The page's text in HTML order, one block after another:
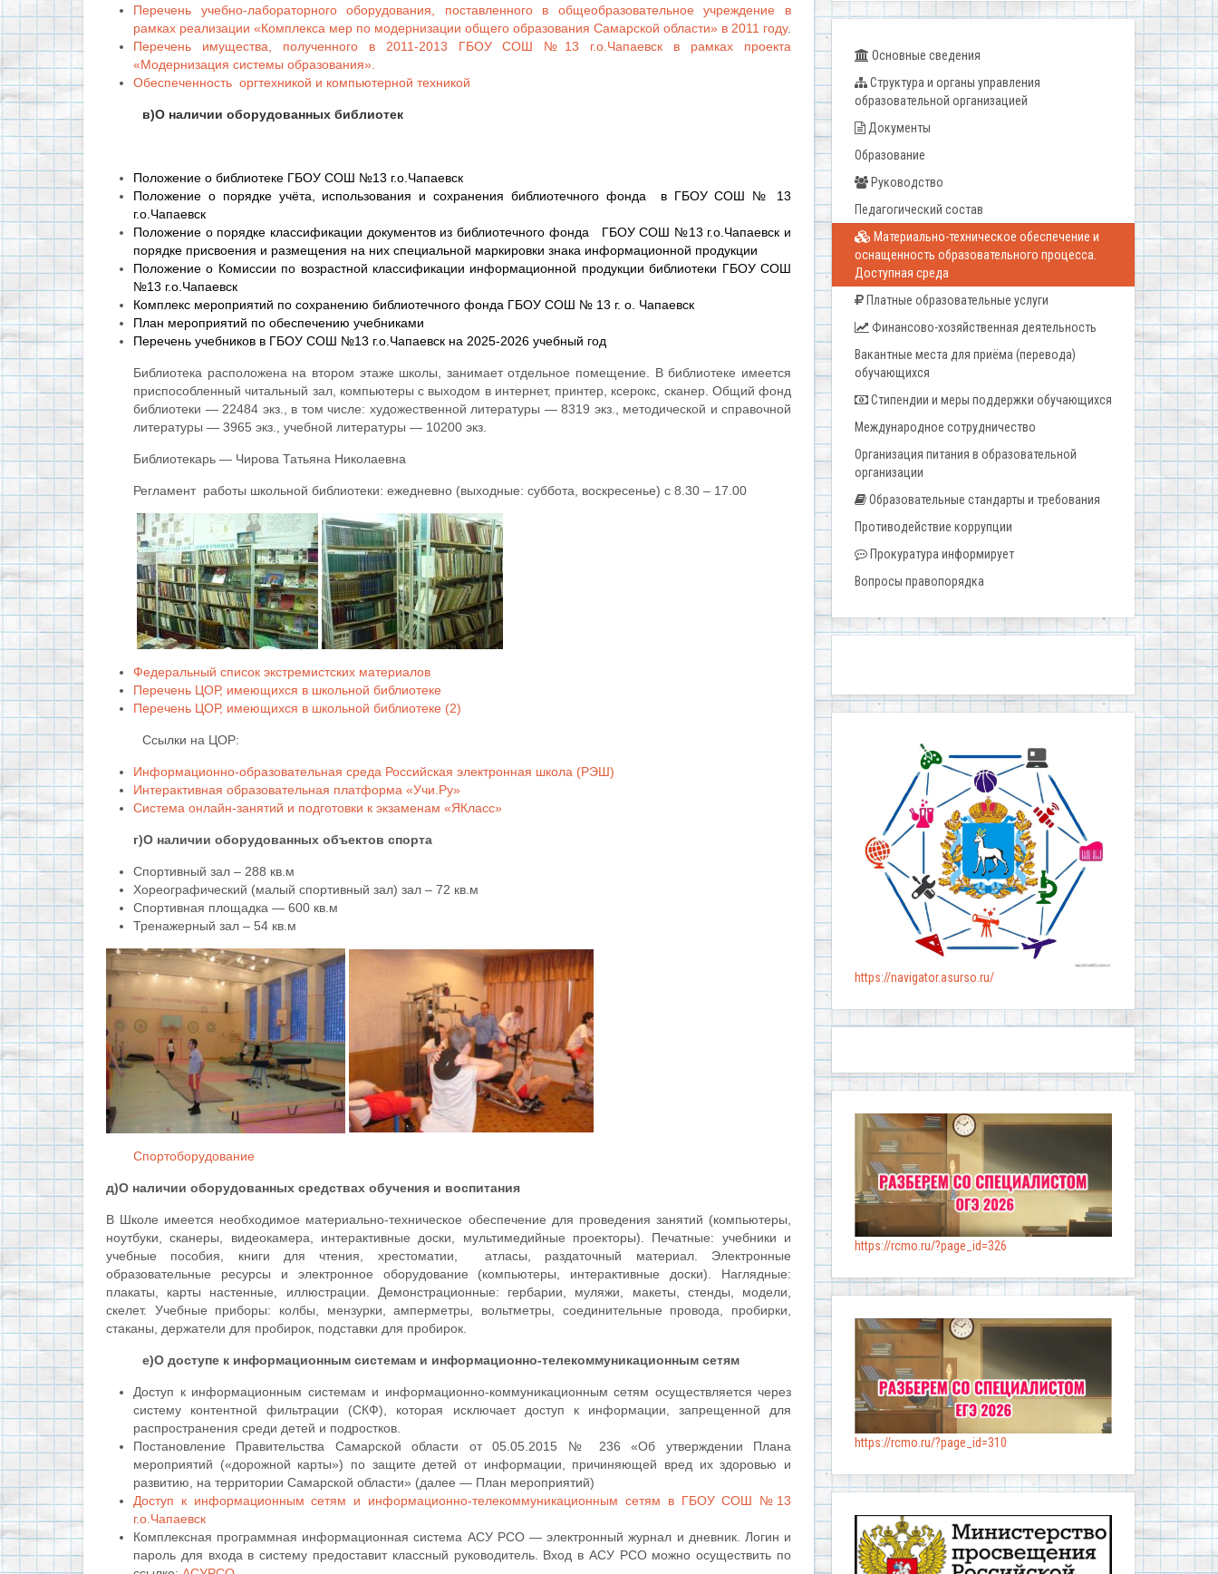
Перечень учебно-лабораторного оборудования, поставленного в общеобразовательное учреждение в
рамках реализации «Комплекса мер по модернизации общего образования Самарской области» в 2011 году.
Перечень имущества, полученного в 2011-2013 ГБОУ СОШ №13 г.о.Чапаевск в рамках проекта
«Модернизация системы образования».
Обеспеченность оргтехникой и компьютерной техникой
в)О наличии оборудованных библиотек
Положение о библиотеке ГБОУ СОШ №13 г.о.Чапаевск
Положение о порядке учёта, использования и сохранения библиотечного фонда в ГБОУ СОШ № 13
г.о.Чапаевск
Положение о порядке классификации документов из библиотечного фонда ГБОУ СОШ №13 г.о.Чапаевск и
порядке присвоения и размещения на них специальной маркировки знака информационной продукции
Положение о Комиссии по возрастной классификации информационной продукции библиотеки ГБОУ СОШ
№13 г.о.Чапаевск
Комплекс мероприятий по сохранению библиотечного фонда ГБОУ СОШ № 13 г. о. Чапаевск
План мероприятий по обеспечению учебниками
Перечень учебников в ГБОУ СОШ №13 г.о.Чапаевск на 2025-2026 учебный год
Библиотека расположена на втором этаже школы, занимает отдельное помещение. В библиотеке имеется
приспособленный читальный зал, компьютеры с выходом в интернет, принтер, ксерокс, сканер. Общий фонд
библиотеки — 22484 экз., в том числе: художественной литературы — 8319 экз., методической и справочной
литературы — 3965 экз., учебной литературы — 10200 экз.
Библиотекарь — Чирова Татьяна Николаевна
Регламент работы школьной библиотеки: ежедневно (выходные: суббота, воскресенье) с 8.30 – 17.00
Федеральный список экстремистских материалов
Перечень ЦОР, имеющихся в школьной библиотеке
Перечень ЦОР, имеющихся в школьной библиотеке (2)
Ссылки на ЦОР:
Информационно-образовательная среда Российская электронная школа (РЭШ)
Интерактивная образовательная платформа «Учи.Ру»
Система онлайн-занятий и подготовки к экзаменам «ЯКласс»
г)О наличии оборудованных объектов спорта
Спортивный зал – 288 кв.м
Хореографический (малый спортивный зал) зал – 72 кв.м
Спортивная площадка — 600 кв.м
Тренажерный зал – 54 кв.м
Спортоборудование
д)О наличии оборудованных средствах обучения и воспитания
В Школе имеется необходимое материально-техническое обеспечение для проведения занятий (компьютеры,
ноутбуки, сканеры, видеокамера, интерактивные доски, мультимедийные проекторы). Печатные: учебники и
учебные пособия, книги для чтения, хрестоматии, атласы, раздаточный материал. Электронные
образовательные ресурсы и электронное оборудование (компьютеры, интерактивные доски). Наглядные:
плакаты, карты настенные, иллюстрации. Демонстрационные: гербарии, муляжи, макеты, стенды, модели,
скелет. Учебные приборы: колбы, мензурки, амперметры, вольтметры, соединительные провода, пробирки,
стаканы, держатели для пробирок, подставки для пробирок.
е)О доступе к информационным системам и информационно-телекоммуникационным сетям
Доступ к информационным системам и информационно-коммуникационным сетям осуществляется через
систему контентной фильтрации (СКФ), которая исключает доступ к информации, запрещенной для
распространения среди детей и подростков.
Постановление Правительства Самарской области от 05.05.2015 № 236 «Об утверждении Плана
мероприятий («дорожной карты») по защите детей от информации, причиняющей вред их здоровью и
развитию, на территории Самарской области» (далее — План мероприятий)
Доступ к информационным сетям и информационно-телекоммуникационным сетям в ГБОУ СОШ №13
г.о.Чапаевск
Комплексная программная информационная система АСУ РСО — электронный журнал и дневник. Логин и
пароль для входа в систему предоставит классный руководитель. Вход в АСУ РСО можно осуществить по
Основные сведения
Структура и органы управления
образовательной организацией
Документы
Образование
Руководство
Педагогический состав
Материально-техническое обеспечение и
оснащенность образовательного процесса.
Доступная среда
Платные образовательные услуги
Финансово-хозяйственная деятельность
Вакантные места для приёма (перевода)
обучающихся
Стипендии и меры поддержки обучающихся
Международное сотрудничество
Организация питания в образовательной
организации
Образовательные стандарты и требования
Противодействие коррупции
Прокуратура информирует
Вопросы правопорядка
https://navigator.asurso.ru/
https://rcmo.ru/?page_id=326
https://rcmo.ru/?page_id=310